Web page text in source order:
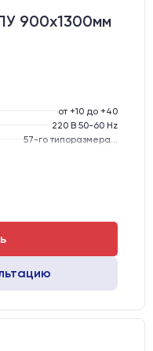
900х1300мм
от +10 до +40
220 В 50-60 Hz